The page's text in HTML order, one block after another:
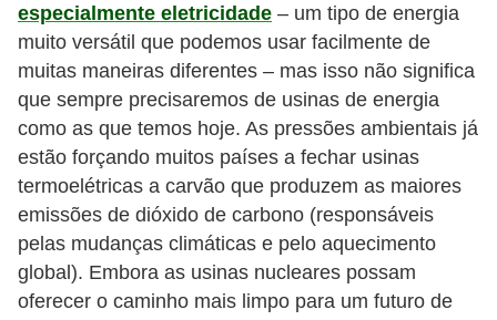
especialmente eletricidade – um tipo de energia
muito versátil que podemos usar facilmente de
muitas maneiras diferentes – mas isso não significa
que sempre precisaremos de usinas de energia
como as que temos hoje. As pressões ambientais já
estão forçando muitos países a fechar usinas
termoelétricas a carvão que produzem as maiores
emissões de dióxido de carbono (responsáveis ​​
pelas mudanças climáticas e pelo aquecimento
global). Embora as usinas nucleares possam
oferecer o caminho mais limpo para um futuro de